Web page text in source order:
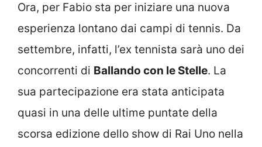
Ora, per Fabio sta per iniziare una nuova
esperienza lontano dai campi di tennis. Da
settembre, infatti, l’ex tennista sarà uno dei
concorrenti di Ballando con le Stelle. La
sua partecipazione era stata anticipata
quasi in una delle ultime puntate della
scorsa edizione dello show di Rai Uno nella